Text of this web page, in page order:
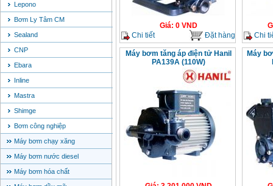
Lepono
Bơm Ly Tâm CM
Sealand
CNP
Ebara
Inline
Mastra
Shimge
Bơm công nghiệp
Máy bơm chạy xăng
Máy bơm nước diesel
Máy bơm hóa chất
Giá: 0VND
Chi tiết
Đặt hàng
Chi
Máy bơm tăng áp điện tử Hanil
PA139A (110W)
Máy